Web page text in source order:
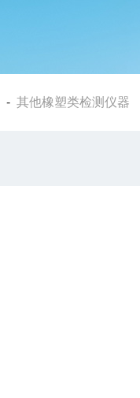
- 其他橡塑类检测仪器